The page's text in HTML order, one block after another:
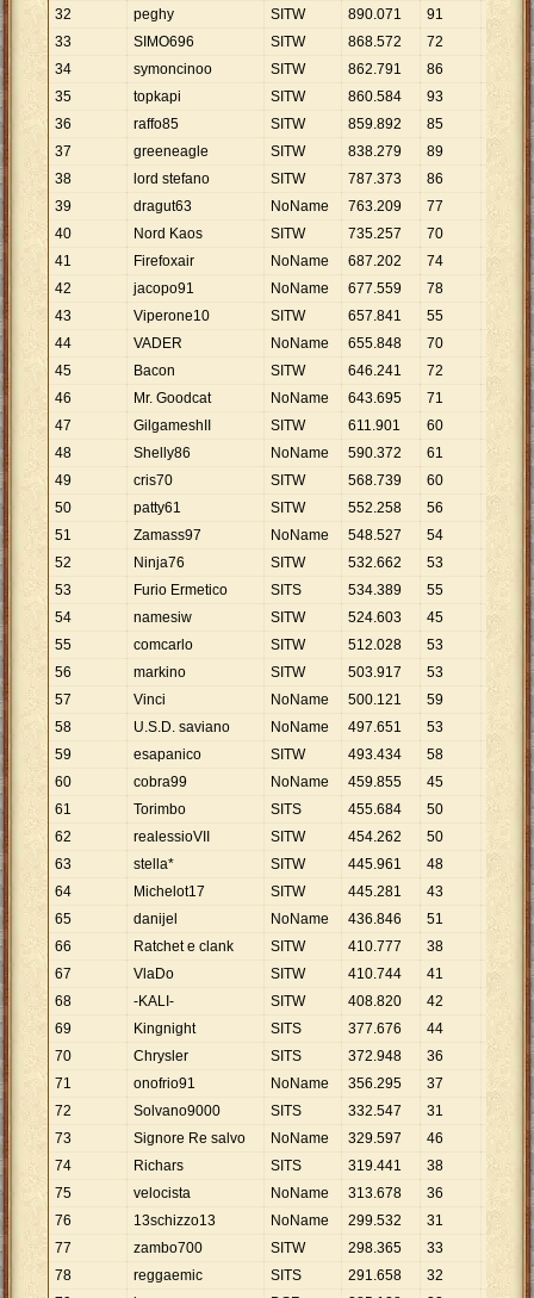
32
peghy SITW 890.071 91 9
33
SIMO696 SITW 868.572 72 12
064
34
symoncinoo SITW 862.791 86
032
35
topkapi SITW 860.584 93 9 254
36
raffo85 SITW 859.892 85 .
37
greeneagle SITW 838.279 89
38
lord stefano SITW 787.373 86
156
39
dragut63 NoName 763.209 77 9
40
Nord Kaos SITW 735.257 70 . 504
41
Firefoxair NoName 687.202 74 9.
42
jacopo91 NoName 677.559 78
43
Viperone10 SITW 657.841 55
961
44
VADER NoName 655.848 70 9
45
Bacon SITW 646.241 72 8
46
Mr. Goodcat NoName 643.695 71
066
47
GilgameshII SITW 611.901 60
198
48
Shelly86 NoName 590.372 61 9 678
49
cris70 SITW 568.739 60
479
50
patty61 SITW 552.258 56 9
51
Zamass97 NoName 548.527 54 .158
52
Ninja76 SITW 532.662 53 10
050
53
Furio Ermetico SITS 534.389 55
716
54
namesiw SITW 524.603 45 11
658
55
comcarlo SITW 512.028 53
661
56
markino SITW 503.917 53
57
Vinci NoName 500.121 59 8 477
58
U.S.D. saviano NoName 497.651 53 9 390
59
esapanico SITW 493.434 58 8 507
60
cobra99 NoName 459.855 45
219
61
Torimbo SITS 455.684 50 9 114
62
realessioVII SITW 454.262 50
085
63
stella* SITW 445.961 48 9
64
Michelot17 SITW 445.281 43 .355
65
danijel NoName 436.846 51 8
66
Ratchet e clank SITW 410.777 38 . 810
67
VlaDo SITW 410.744 41 10
018
68
-KALI- SITW 408.820 42
734
69
Kingnight SITS 377.676 44
70
Chrysler SITS 372.948 36 10. 360
71
onofrio91 NoName 356.295 37
630
72
Solvano9000 SITS 332.547 31
727
73
Signore Re salvo NoName 329.597 46
74
Richars SITS 319.441 38 8
75
velocista NoName 313.678 36
713
76
13schizzo13 NoName 299.532 31 9
77
zambo700 SITW 298.365 33
041
78
reggaemic SITS 291.658 32 9